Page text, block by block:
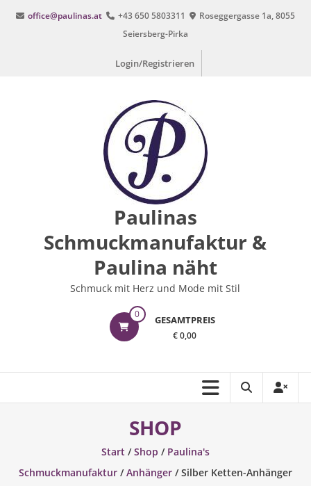
Inhalt
office@paulinas.at +43 650 5803311
Roseggergasse 1a, 8055
Seiersberg-Pirka
Login/Registrieren
Paulinas
Schmuckmanufaktur &
Paulina näht
Schmuck mit Herz und Mode mit Stil
0 GESAMTPREIS
€ 0,00
SHOP
Start /Shop / Paulina's
Schmuckmanufaktur/Anhänger/ Silber Ketten-Anhänger